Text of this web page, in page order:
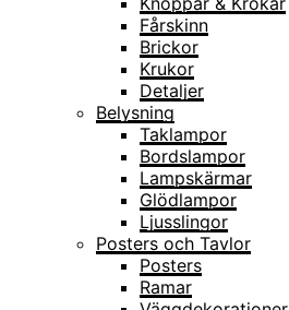
Fårskinn
Brickor
Krukor
Detaljer
Belysning
Taklampor
Bordslampor
Lampskärmar
Glödlampor
Ljusslingor
Posters och Tavlor
Posters
Ramar